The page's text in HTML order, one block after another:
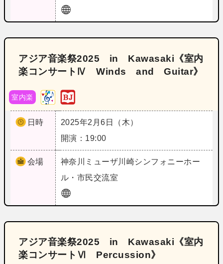
アジア音楽祭2025 in Kawasaki《室内
楽コンサートⅣ Winds and Guitar》
室内楽
日時
2025年2月6日（木）
開演：19:00
会場 神奈川
ミューザ川崎シンフォニーホー
ル・市民交流室
アジア音楽祭2025 in Kawasaki《室内
楽コンサートⅥ Percussion》